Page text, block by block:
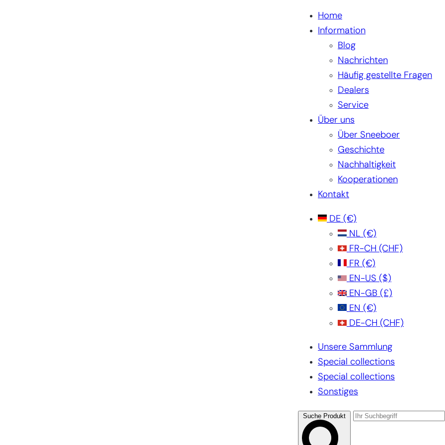
Home
Information
Blog
Nachrichten
Häufig gestellte Fragen
Dealers
Service
Über uns
Über Sneeboer
Geschichte
Nachhaltigkeit
Kooperationen
Kontakt
DE (€)
NL (€)
FR-CH (CHF)
FR (€)
EN-US ($)
EN-GB (£)
EN (€)
DE-CH (CHF)
Unsere Sammlung
Special collections
Special collections
Sonstiges
Suche Produkt